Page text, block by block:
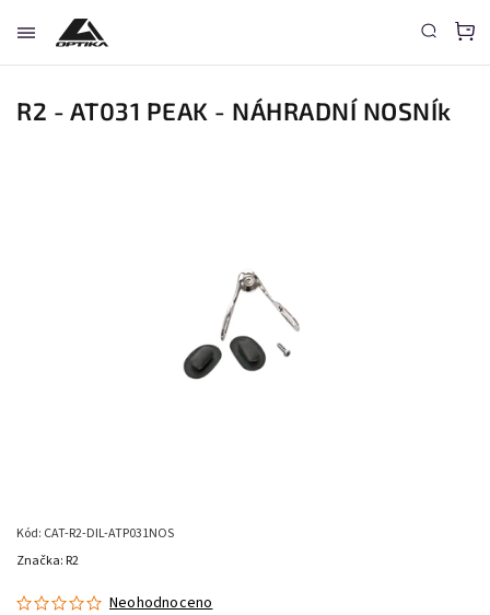
R2 - AT031 PEAK - NÁHRADNÍ NOSNÍk
Kód: CAT-R2-DIL-ATP031NOS
Neohodnoceno
Značka: R2